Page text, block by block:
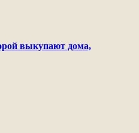
выкупают дома,